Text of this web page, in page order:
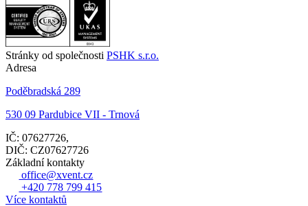
Stránky od společnosti PSHK s.r.o.
Adresa
Poděbradská 289
530 09 Pardubice VII - Trnová
IČ: 07627726,
DIČ: CZ07627726
Základní kontakty
office@xvent.cz
+420 778 799 415
Více kontaktů